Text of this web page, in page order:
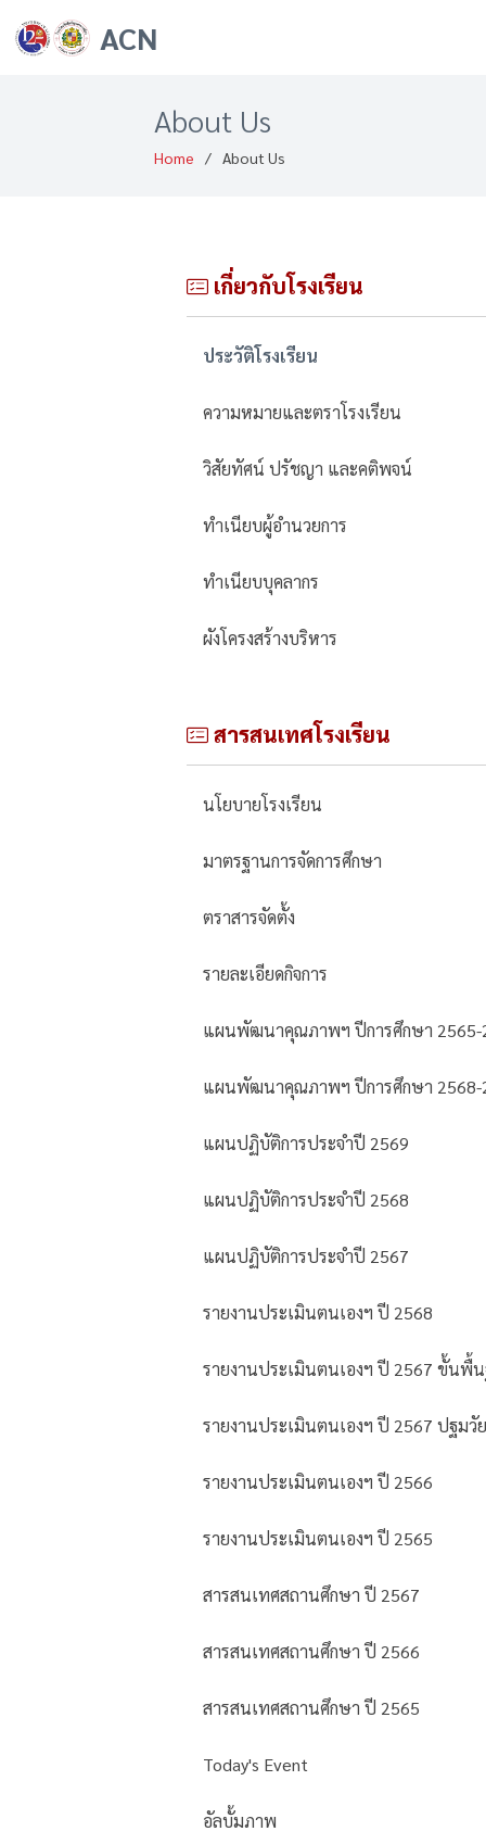
ACN
About Us
Home About Us
เกี่ยวกับโรงเรียน
ประวัติโรงเรียน
ความหมายและตราโรงเรียน
วิสัยทัศน์ ปรัชญา และคติพจน์
ทำเนียบผู้อำนวยการ
ทำเนียบบุคลากร
ผังโครงสร้างบริหาร
สารสนเทศโรงเรียน
นโยบายโรงเรียน
มาตรฐานการจัดการศึกษา
ตราสารจัดตั้ง
รายละเอียดกิจการ
แผนพัฒนาคุณภาพฯ ปีการศึกษา 2565-
แผนพัฒนาคุณภาพฯ ปีการศึกษา 2568-
แผนปฏิบัติการประจำปี 2569
แผนปฏิบัติการประจำปี 2568
แผนปฏิบัติการประจำปี 2567
รายงานประเมินตนเองฯ ปี 2568
รายงานประเมินตนเองฯ ปี 2567 ขั้นพื้
รายงานประเมินตนเองฯ ปี 2567 ปฐมวัย
รายงานประเมินตนเองฯ ปี 2566
รายงานประเมินตนเองฯ ปี 2565
สารสนเทศสถานศึกษา ปี 2567
สารสนเทศสถานศึกษา ปี 2566
สารสนเทศสถานศึกษา ปี 2565
Today's Event
อัลบั้มภาพ